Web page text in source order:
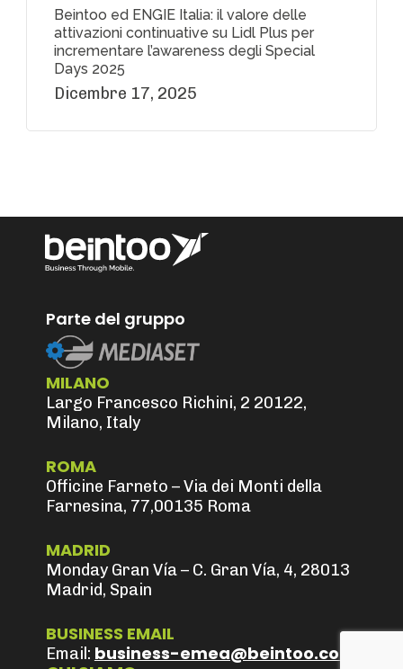
Beintoo ed ENGIE Italia: il valore delle
attivazioni continuative su Lidl Plus per
incrementare l’awareness degli Special
Days 2025
Dicembre 17, 2025
Parte del gruppo
MILANO
Largo Francesco Richini, 2 20122,
Milano, Italy
ROMA
Officine Farneto – Via dei Monti della
Farnesina, 77,00135 Roma
MADRID
Monday Gran Vía – C. Gran Vía, 4, 28013
Madrid, Spain
BUSINESS EMAIL
Email: business-emea@beintoo.com